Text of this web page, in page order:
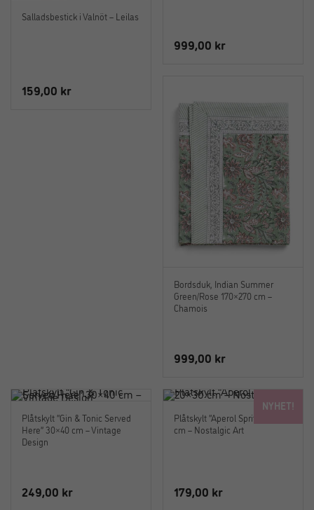
Salladsbestick i Valnöt – Leilas
159,00 kr
999,00 kr
Bordsduk, Indian Summer
Green/Rose 170×270 cm –
Chamois
999,00 kr
NYHET!
Plåtskylt “Aperol Spritz” 20×30
cm – Nostalgic Art
179,00 kr
Plåtskylt “Gin & Tonic Served
Here” 30×40 cm – Vintage
Design
249,00 kr